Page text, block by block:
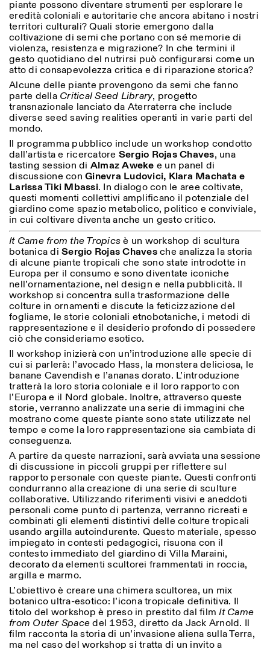
Sabato: 14:00-18:00
Domenica chiuso
Designed by Dallas
piante possono diventare strumenti per esplorare le
eredità coloniali e autoritarie che ancora abitano i nostri
territori culturali? Quali storie emergono dalla
coltivazione di semi che portano con sé memorie di
violenza, resistenza e migrazione? In che termini il
gesto quotidiano del nutrirsi può configurarsi come un
atto di consapevolezza critica e di riparazione storica?
Alcune delle piante provengono da semi che fanno
parte della Critical Seed Library, progetto
transnazionale lanciato da Aterraterra che include
diverse seed saving realities operanti in varie parti del
mondo.
Il programma pubblico include un workshop condotto
dall’artista e ricercatore Sergio Rojas Chaves, una
tasting session di Almaz Aweke e un panel di
discussione con Ginevra Ludovici, Klara Machata e
Larissa Tiki Mbassi. In dialogo con le aree coltivate,
questi momenti collettivi amplificano il potenziale del
giardino come spazio metabolico, politico e conviviale,
in cui coltivare diventa anche un gesto critico.
It Came from the Tropicsè un workshop di scultura
botanica di Sergio Rojas Chavesche analizza la storia
di alcune piante tropicali che sono state introdotte in
Europa per il consumo e sono diventate iconiche
nell’ornamentazione, nel design e nella pubblicità. Il
workshop si concentra sulla trasformazione delle
colture in ornamenti e discute la feticizzazione del
fogliame, le storie coloniali etnobotaniche, i metodi di
rappresentazione e il desiderio profondo di possedere
ciò che consideriamo esotico.
Il workshop inizierà con un’introduzione alle specie di
cui si parlerà: l’avocado Hass, la monstera deliciosa, le
banane Cavendish e l’ananas dorato. L’introduzione
tratterà la loro storia coloniale e il loro rapporto con
l’Europa e il Nord globale. Inoltre, attraverso queste
storie, verranno analizzate una serie di immagini che
mostrano come queste piante sono state utilizzate nel
tempo e come la loro rappresentazione sia cambiata di
conseguenza.
A partire da queste narrazioni, sarà avviata una sessione
di discussione in piccoli gruppi per riflettere sul
rapporto personale con queste piante. Questi confronti
condurranno alla creazione di una serie di sculture
collaborative. Utilizzando riferimenti visivi e aneddoti
personali come punto di partenza, verranno ricreati e
combinati gli elementi distintivi delle colture tropicali
usando argilla autoindurente. Questo materiale, spesso
impiegato in contesti pedagogici, risuona con il
contesto immediato del giardino di Villa Maraini,
decorato da elementi scultorei frammentati in roccia,
argilla e marmo.
L’obiettivo è creare una chimera scultorea, un mix
botanico ultra-esotico: l’icona tropicale definitiva. Il
titolo del workshop è preso in prestito dal film It Came
from Outer Spacedel 1953, diretto da Jack Arnold. Il
film racconta la storia di un’invasione aliena sulla Terra,
ma nel caso del workshop si tratta di un invito a